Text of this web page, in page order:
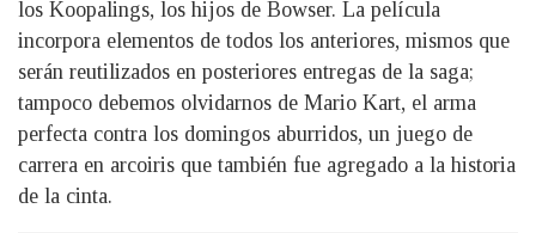
los Koopalings, los hijos de Bowser. La película
incorpora elementos de todos los anteriores, mismos que
serán reutilizados en posteriores entregas de la saga;
tampoco debemos olvidarnos de Mario Kart, el arma
perfecta contra los domingos aburridos, un juego de
carrera en arcoiris que también fue agregado a la historia
de la cinta.